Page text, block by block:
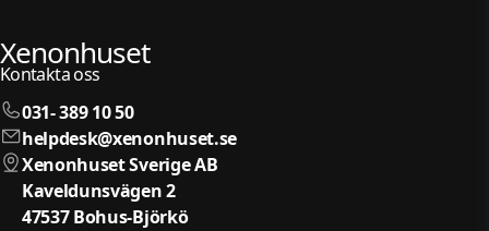
Xenonhuset
Kontakta oss
031- 389 10 50
helpdesk@xenonhuset.se
Xenonhuset Sverige AB
Kaveldunsvägen 2
47537 Bohus-Björkö